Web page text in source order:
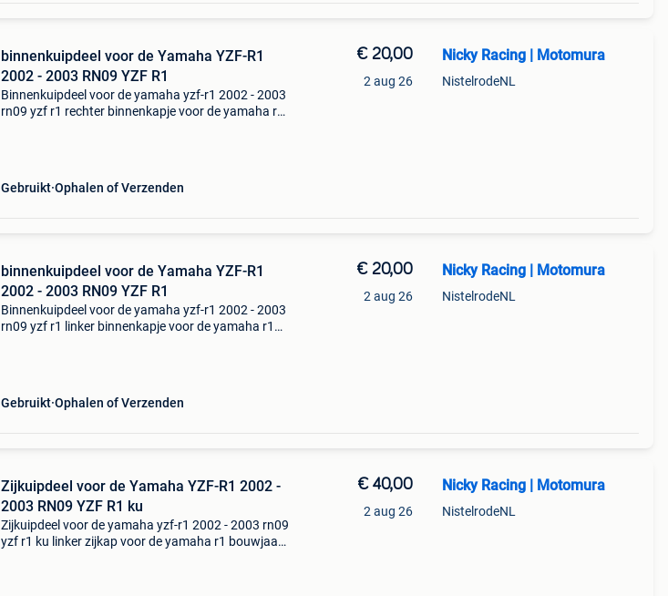
binnenkuipdeel voor de Yamaha YZF-R1
2002 - 2003 RN09 YZF R1
Binnenkuipdeel voor de yamaha yzf-r1 2002 - 2003
rn09 yzf r1 rechter binnenkapje voor de yamaha r1
Gebruikt Ophalen of Verzenden
€ 20,00
2 aug 26
Nicky Racing | Motomura
NistelrodeNL
binnenkuipdeel voor de Yamaha YZF-R1
2002 - 2003 RN09 YZF R1
Binnenkuipdeel voor de yamaha yzf-r1 2002 - 2003
rn09 yzf r1 linker binnenkapje voor de yamaha r1
Gebruikt Ophalen of Verzenden
€ 20,00
2 aug 26
Nicky Racing | Motomura
NistelrodeNL
Zijkuipdeel voor de Yamaha YZF-R1 2002 -
2003 RN09 YZF R1 ku
Zijkuipdeel voor de yamaha yzf-r1 2002 - 2003 rn09
yzf r1 ku linker zijkap voor de yamaha r1 bouwjaar:
€ 40,00
2 aug 26
Nicky Racing | Motomura
NistelrodeNL